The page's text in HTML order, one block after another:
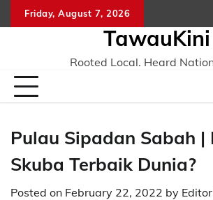
to
Friday, August 7, 2026
TawauKini
Rooted Local. Heard
Pulau Sipadan Sabah |
Skuba Terbaik Dunia?
Posted on February 22, 2022 by